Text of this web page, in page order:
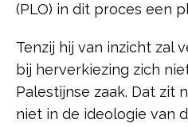
(PLO) in dit proces een
Tenzij hij van inzicht zal
bij herverkiezing zich
Palestijnse zaak. Dat zit
niet in de ideologie van